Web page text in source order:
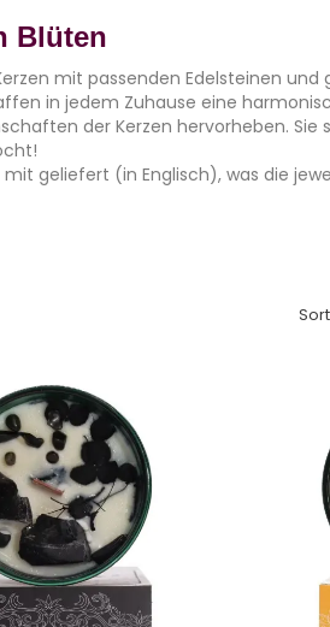
Blüten
mit passenden Edelsteinen
in jedem Zuhause eine
der Kerzen hervorheben. Sie
geliefert (in Englisch), was die